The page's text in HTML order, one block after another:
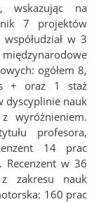
wskazując na
7 projektów
w 3
ogółem 8,
+ oraz 1 staż
dyscyplinie nauk
wyróżnieniem.
profesora,
14 prac
Recenzent w 36
z zakresu nauk
160 prac